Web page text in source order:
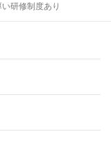
研修制度あり